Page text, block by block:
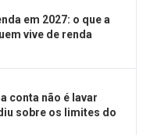
em 2027: o que a
vive de renda
conta não é lavar
sobre os limites do